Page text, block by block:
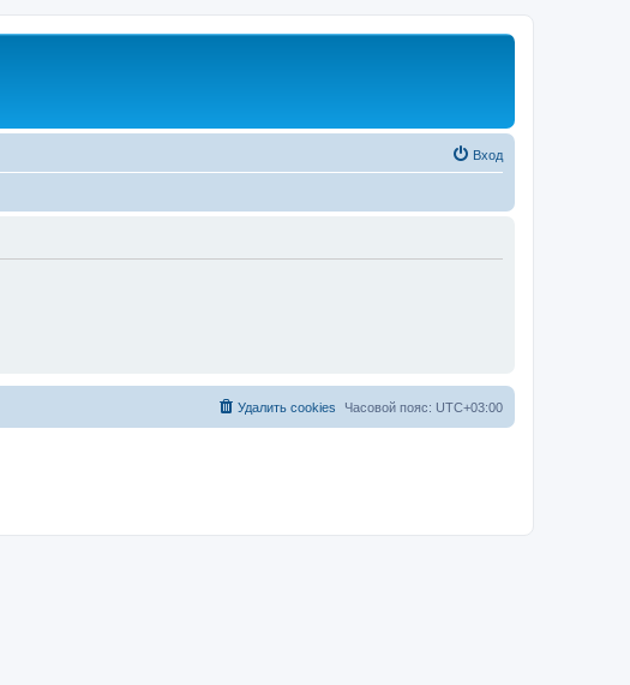
Вход
Часовой пояс: UTC+03:00
Удалить cookies